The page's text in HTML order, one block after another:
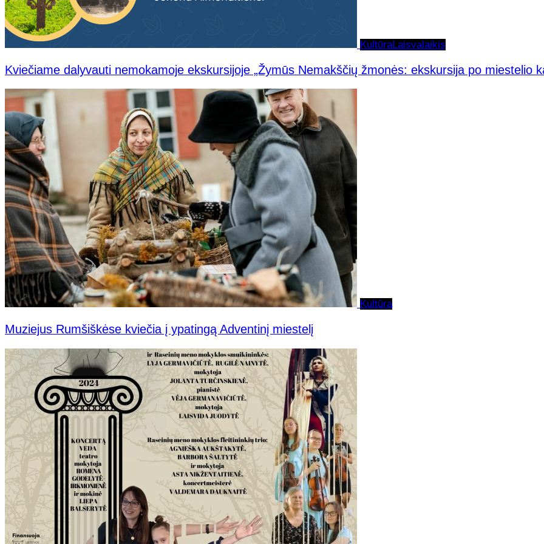
KultūraLaisvalaikis
Kviečiame dalyvauti nemokamoje ekskursijoje „Žymūs Nemakščių žmonės: ekskursija po miestelio
Kultūra
Muziejus Rumšiškėse kviečia į ypatingą Adventinį miestelį